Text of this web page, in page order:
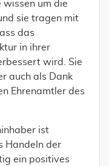
wissen um die
sie tragen mit
das
in ihrer
wird. Sie
auch als Dank
Ehrenamtler des
ist
Handeln der
ein positives